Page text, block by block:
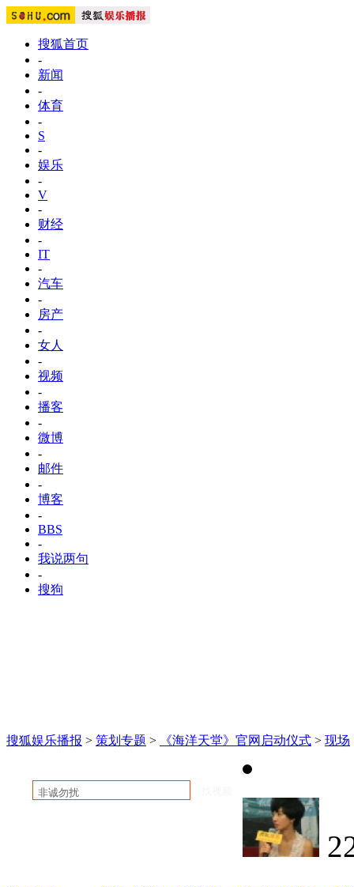
搜狐首页
-
新闻
-
体育
-
S
-
娱乐
-
V
-
财经
-
IT
-
汽车
-
房产
-
女人
-
视频
-
播客
-
微博
-
邮件
-
博客
-
BBS
-
我说两句
-
搜狗
搜狐娱乐播报 > 策划专题 > 《海洋天堂》官网启动仪式 > 现场